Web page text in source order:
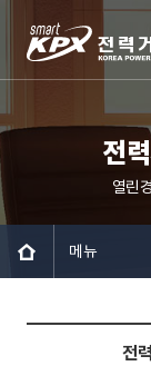
전
열린
메뉴
전